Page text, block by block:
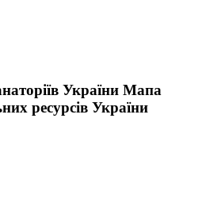
України Мапа
ресурсів України